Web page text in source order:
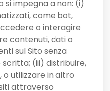
si impegna a non: (i)
come bot,
o interagire
contenuti, dati o
sul Sito senza
(iii) distribuire,
o utilizzare in altro
attraverso